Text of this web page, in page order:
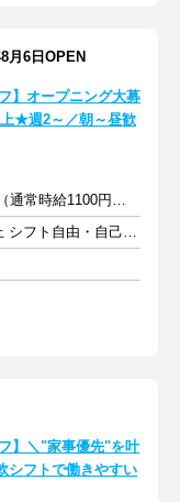
6日OPEN
】オープニング大募
★週2～／朝～昼歓
オープニング時給1400円（通常時給1100円）※各種手当あり
週2日以上 1日3.5時間以上 シフト自由・自己申告
】＼"家事優先"を叶
シフトで働きやすい